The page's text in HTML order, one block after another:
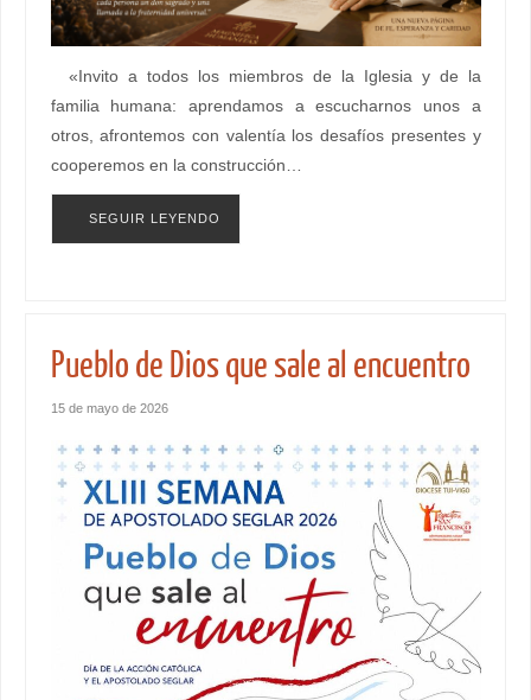
«Invito a todos los miembros de la Iglesia y de la
familia humana: aprendamos a escucharnos unos a
otros, afrontemos con valentía los desafíos presentes y
cooperemos en la construcción…
SEGUIR LEYENDO
Pueblo de Dios que sale al encuentro
15 de mayo de 2026